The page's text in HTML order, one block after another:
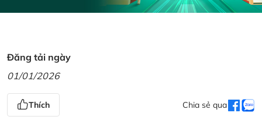
Đăng tải ngày
01/01/2026
Thích Chia sẻ qua